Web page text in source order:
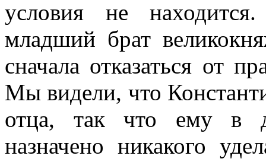
условия не
младший брат
сначала отказаться от
Мы видели, что
отца, так что ему в
назначено никакого